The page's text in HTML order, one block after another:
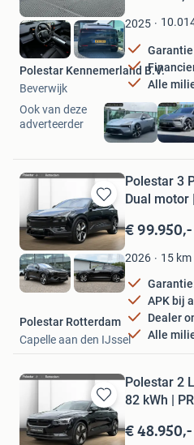
Mijn
Favorieten2025
Garantie
Alle
Polestar Kennemerland B.V.
Beverwijk
Ook van deze
adverteerder
Bewaren
in
Mijn
Favorieten
Polestar 3
Dual motor
€ 99.950,-
2026 15 km
APK bij
Dealer
Alle
Polestar Rotterdam
Capelle aan den IJssel
Bewaren
in
Mijn
Polestar 2
82 kWh |
€ 48.950,-